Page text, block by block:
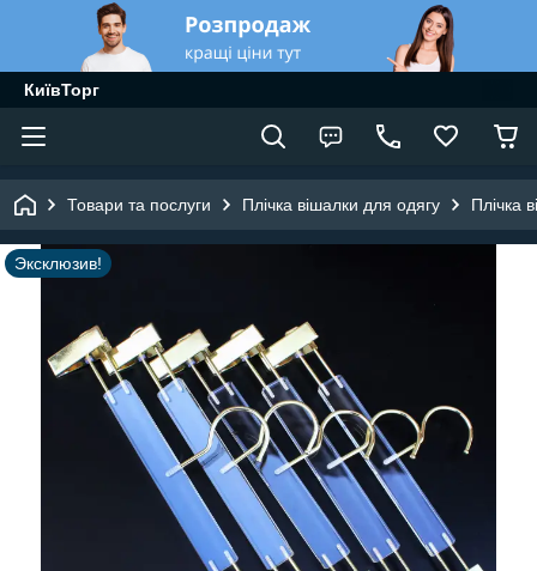
КиївТорг
Товари та послуги Плічка вішалки для одягу Плічка
Эксклюзив!